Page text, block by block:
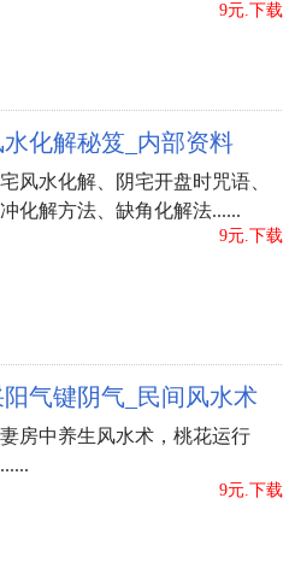
9元.下载
水化解秘笈_内部资料
风水化解、阴宅开盘时咒语、
化解方法、缺角化解法......
9元.下载
阳气键阴气_民间风水术
房中养生风水术，桃花运行
9元.下载